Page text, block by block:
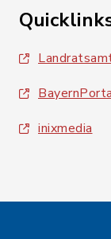
inixmedia